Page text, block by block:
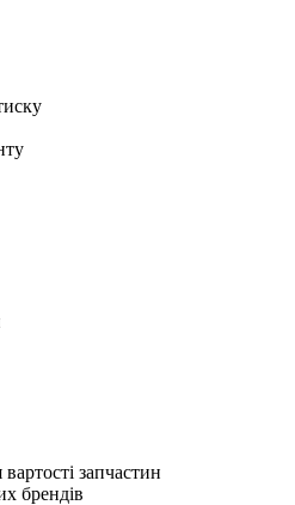
запчастин
брендів